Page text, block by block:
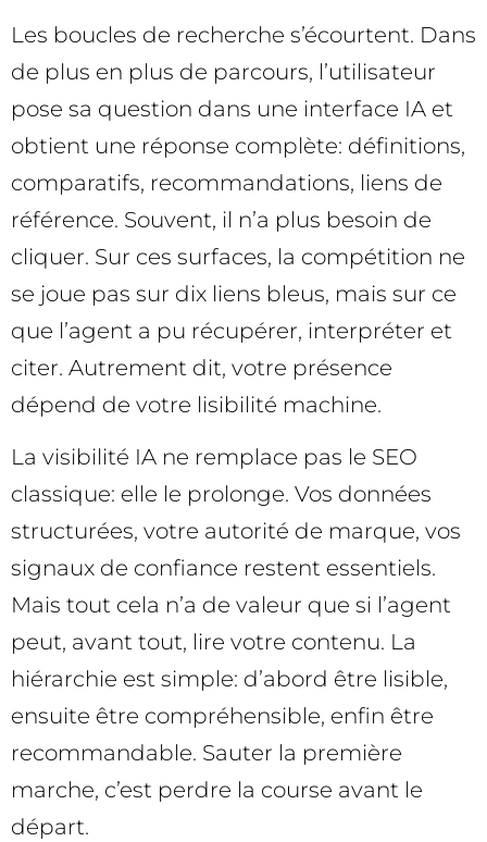
Les boucles de recherche s’écourtent. Dans
de plus en plus de parcours, l’utilisateur
pose sa question dans une interface IA et
obtient une réponse complète: définitions,
comparatifs, recommandations, liens de
référence. Souvent, il n’a plus besoin de
cliquer. Sur ces surfaces, la compétition ne
se joue pas sur dix liens bleus, mais sur ce
que l’agent a pu récupérer, interpréter et
citer. Autrement dit, votre présence
dépend de votre lisibilité machine.
La visibilité IA ne remplace pas le SEO
classique: elle le prolonge. Vos données
structurées, votre autorité de marque, vos
signaux de confiance restent essentiels.
Mais tout cela n’a de valeur que si l’agent
peut, avant tout, lire votre contenu. La
hiérarchie est simple: d’abord être lisible,
ensuite être compréhensible, enfin être
recommandable. Sauter la première
marche, c’est perdre la course avant le
départ.